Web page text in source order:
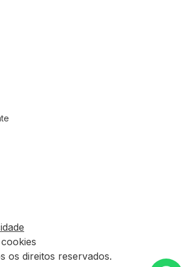
os direitos reservados.